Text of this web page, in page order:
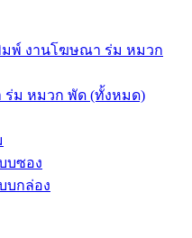
มพ์ งานโฆษณา ร่ม หมวก
ม หมวก พัด (ทั้งหมด)
บซอง
บกล่อง